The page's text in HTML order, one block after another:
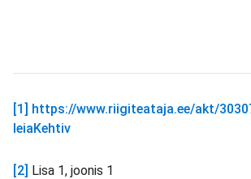
[1] https://www.riigiteataja.ee/akt/
leiaKehtiv
[2] Lisa 1, joonis 1